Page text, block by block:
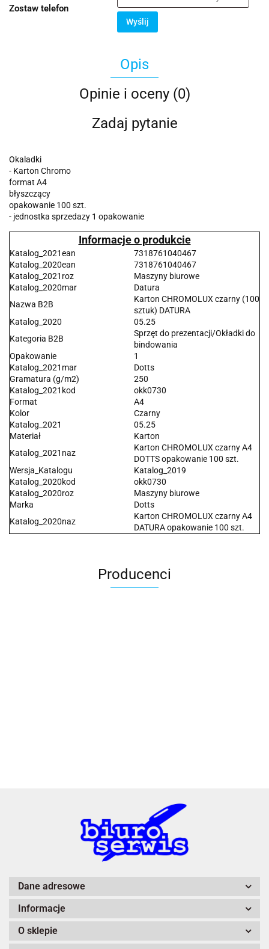
Zostaw telefon
Wyślij
Opis
Opinie i oceny (0)
Zadaj pytanie
Okaladki
- Karton Chromo
format A4
błyszczący
opakowanie 100 szt.
- jednostka sprzedazy 1 opakowanie
Informacje o produkcie
Katalog_2021ean
7318761040467
Katalog_2020ean
7318761040467
Katalog_2021roz
Maszyny biurowe
Katalog_2020mar
Datura
Nazwa B2B
Karton CHROMOLUX czarny (100
sztuk) DATURA
Katalog_2020
05.25
Kategoria B2B
Sprzęt do prezentacji/Okładki do
bindowania
Opakowanie
1
Katalog_2021mar
Dotts
Gramatura (g/m2)
250
Katalog_2021kod
okk0730
Format
A4
Kolor
Czarny
Katalog_2021
05.25
Materiał
Karton
Katalog_2021naz
Karton CHROMOLUX czarny A4
DOTTS opakowanie 100 szt.
Wersja_Katalogu
Katalog_2019
Katalog_2020kod
okk0730
Katalog_2020roz
Maszyny biurowe
Marka
Dotts
Katalog_2020naz
Karton CHROMOLUX czarny A4
DATURA opakowanie 100 szt.
Producenci
A4 Tech
Dane adresowe
Informacje
O sklepie